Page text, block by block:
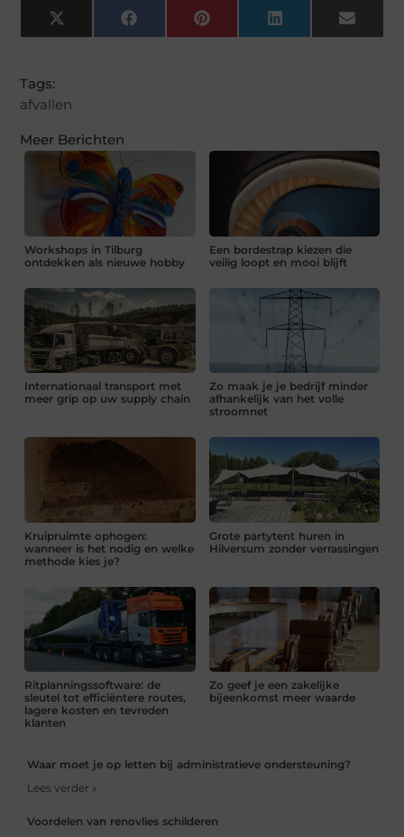
X
(Twitter)
FacebookPinterest LinkedIn Email
Tags:
afvallen
Meer Berichten
Workshops in Tilburg
ontdekken als nieuwe hobby
Een bordestrap kiezen die
veilig loopt en mooi blijft
Internationaal transport met
meer grip op uw supply chain
Zo maak je je bedrijf minder
afhankelijk van het volle
stroomnet
Kruipruimte ophogen:
wanneer is het nodig en welke
methode kies je?
Grote partytent huren in
Hilversum zonder verrassingen
Ritplanningssoftware: de
sleutel tot efficiëntere routes,
lagere kosten en tevreden
klanten
Zo geef je een zakelijke
bijeenkomst meer waarde
Waar moet je op letten bij administratieve ondersteuning?
Lees verder »
Voordelen van renovlies schilderen